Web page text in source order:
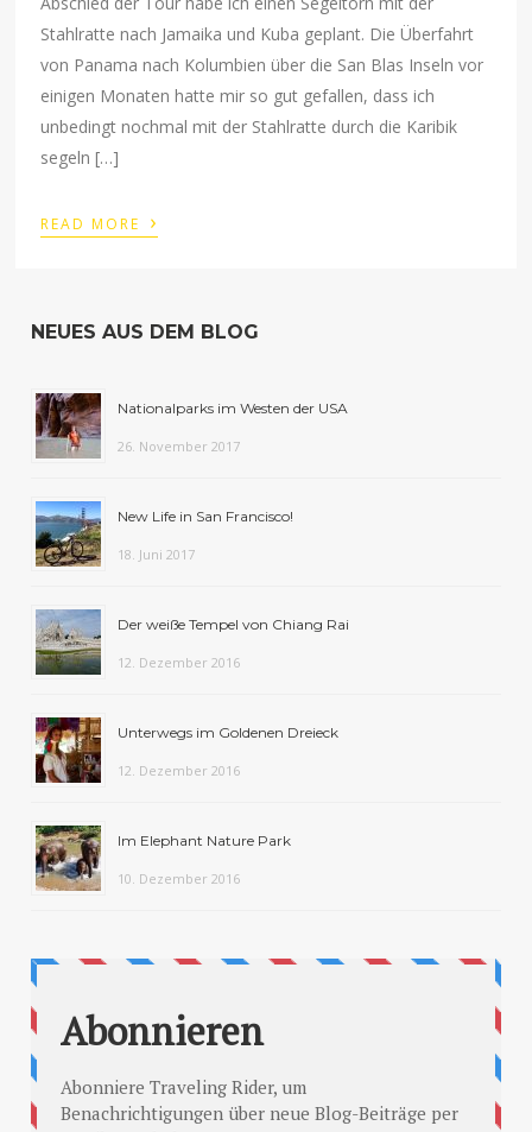
Stahlratte nach Jamaika und Kuba geplant. Die Überfahrt
von Panama nach Kolumbien über die San Blas Inseln vor
einigen Monaten hatte mir so gut gefallen, dass ich
unbedingt nochmal mit der Stahlratte durch die Karibik
segeln […]
READ MORE ›
NEUES AUS DEM BLOG
Nationalparks im Westen der USA
26. November 2017
New Life in San Francisco!
18. Juni 2017
Der weiße Tempel von Chiang Rai
12. Dezember 2016
Unterwegs im Goldenen Dreieck
12. Dezember 2016
Im Elephant Nature Park
10. Dezember 2016